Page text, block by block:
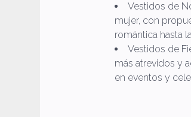
Vestidos de
mujer, con
romántica hasta
Vestidos de
más atrevidos y
en eventos y